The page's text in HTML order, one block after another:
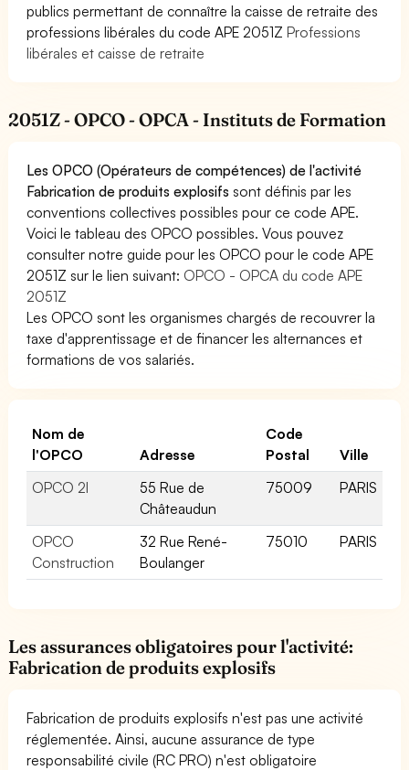
publics permettant de connaître la caisse de retraite des
professions libérales du code APE 2051ZProfessions
libérales et caisse de retraite
2051Z - OPCO - OPCA - Instituts de Formation
Les OPCO (Opérateurs de compétences) de l'activité
Fabrication de produits explosifs sont définis par les
conventions collectives possibles pour ce code APE.
Voici le tableau des OPCO possibles. Vous pouvez
consulter notre guide pour les OPCO pour le code APE
2051Z sur le lien suivant: OPCO - OPCA du code APE
2051Z
Les OPCO sont les organismes chargés de recouvrer la
taxe d'apprentissage et de financer les alternances et
formations de vos salariés.
Nom de
l'OPCO
Adresse
Code
Postal
Ville
OPCO 2I
55 Rue de
Châteaudun
75009 PARIS
OPCO
Construction
32 Rue René-
Boulanger
75010 PARIS
Les assurances obligatoires pour l'activité:
Fabrication de produits explosifs
Fabrication de produits explosifs n'est pas une activité
réglementée. Ainsi, aucune assurance de type
responsabilité civile (RC PRO) n'est obligatoire